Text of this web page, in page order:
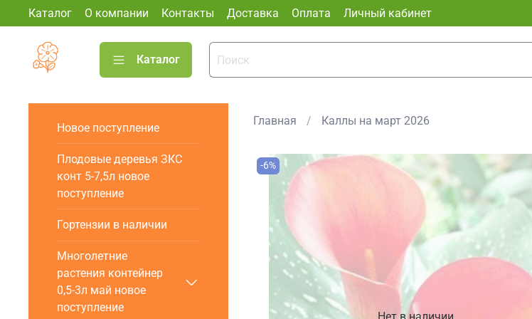
Каталог О компании Контакты Доставка Оплата Личный кабинет
Каталог
Главная Каллы на март 2026
Нет в наличии
-6%
Новое поступление
Плодовые деревья ЗКС
конт 5-7,5л новое
поступление
Гортензии в наличии
Многолетние
растения контейнер
0,5-3л май новое
поступление